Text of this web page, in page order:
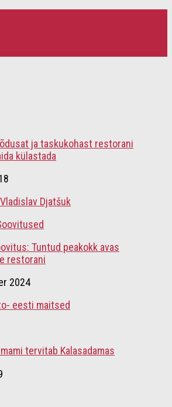
ja taskukohast restorani
külastada
Tuntud peakokk avas
restorani
2024
tervitab Kalasadamas